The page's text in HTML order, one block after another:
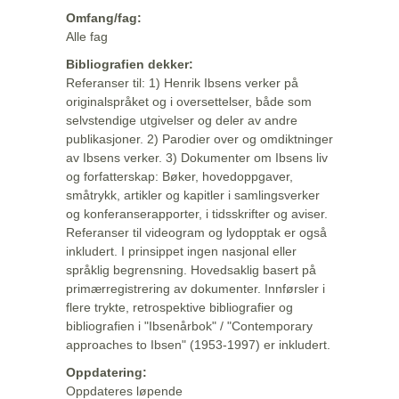
Omfang/fag:
Alle fag
Bibliografien dekker:
Referanser til: 1) Henrik Ibsens verker på
originalspråket og i oversettelser, både som
selvstendige utgivelser og deler av andre
publikasjoner. 2) Parodier over og omdiktninger
av Ibsens verker. 3) Dokumenter om Ibsens liv
og forfatterskap: Bøker, hovedoppgaver,
småtrykk, artikler og kapitler i samlingsverker
og konferanserapporter, i tidsskrifter og aviser.
Referanser til videogram og lydopptak er også
inkludert. I prinsippet ingen nasjonal eller
språklig begrensning. Hovedsaklig basert på
primærregistrering av dokumenter. Innførsler i
flere trykte, retrospektive bibliografier og
bibliografien i "Ibsenårbok" / "Contemporary
approaches to Ibsen" (1953-1997) er inkludert.
Oppdatering:
Oppdateres løpende